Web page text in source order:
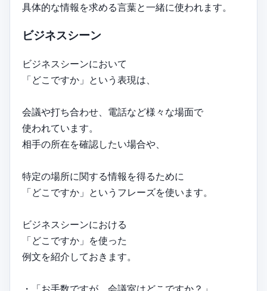
具体的な情報を求める言葉と一緒に使われます。
ビジネスシーン
ビジネスシーンにおいて
「どこですか」という表現は、
会議や打ち合わせ、電話など様々な場面で
使われています。
相手の所在を確認したい場合や、
特定の場所に関する情報を得るために
「どこですか」というフレーズを使います。
ビジネスシーンにおける
「どこですか」を使った
例文を紹介しておきます。
・「お手数ですが、会議室はどこですか？」